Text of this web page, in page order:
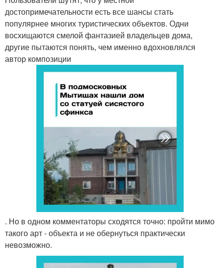
достопримечательности есть все шансы стать
популярнее многих туристических объектов. Одни
восхищаются смелой фантазией владельцев дома,
другие пытаются понять, чем именно вдохновлялся
автор композиции
. Но в одном комментаторы сходятся точно: пройти мимо
такого арт - объекта и не обернуться практически
невозможно.